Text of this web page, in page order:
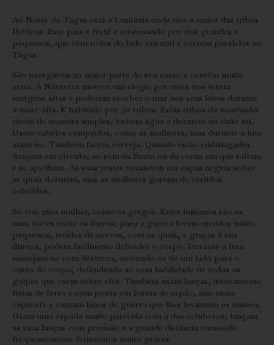
Ao Norte do Tagus está a Lusitânia onde vive a maior das tribos
Ibéricas. Este país é fértil e atravessado por rios grandes e
pequenos, que vêm todos do lado oriental e correm paralelos ao
Tagus.
São navegáveis na maior parte do seu curso e contêm muita
areia. A Natureza merece um elogio por estes rios terem
margens altas e poderem receber o mar nos seus leitos durante
a maré-alta. É habitado por 50 tribos. Estas tribos da montanha
vivem de maneira simples, bebem água e dormem no chão nu.
Usam cabelos compridos, como as mulheres, mas durante a luta
atam-no. Também fazem cerveja. Quando estão embriagados
dançam em círculo, ao som da flauta ou da corna em que saltam
e se ajoelham. As suas vestes consistem em capas negras sobre
as quais dormem, mas as mulheres gostam de vestidos
coloridos.
Só têm uma mulher, como os gregos. Estes lusitanos são os
mais fortes entre os iberos; para a guerra levam escudos muito
pequenos, tecidos de nervos, com os quais, e graças à sua
dureza, podem facilmente defender o corpo. Durante a luta
manejam-no com destreza, movendo-os de um lado para o
outro do corpo, defendendo-se com habilidade de todos os
golpes que caem sobre eles. Também usam lanças, inteiramente
feitas de ferro e com ponta em forma de arpão, não usam
capacete e cantam hinos de guerra que lhes levantam os ânimos.
Usam uma espada muito parecida com a dos celtiberos; lançam
as suas lanças com precisão e a grande distância causando
frequentemente ferimentos muito graves.